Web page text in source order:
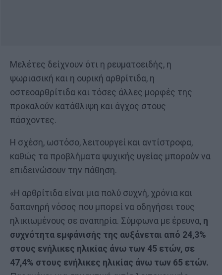
Μελέτες δείχνουν ότι η ρευματοειδής, η
ψωριασική και η ουρική αρθρίτιδα, η
οστεοαρθρίτιδα και τόσες άλλες μορφές της
προκαλούν κατάθλιψη και άγχος στους
πάσχοντες.
Η σχέση, ωστόσο, λειτουργεί και αντίστροφα,
καθώς τα προβλήματα ψυχικής υγείας μπορούν να
επιδεινώσουν την πάθηση.
«Η αρθρίτιδα είναι μια πολύ συχνή, χρόνια και
δαπανηρή νόσος που μπορεί να οδηγήσει τους
ηλικιωμένους σε αναπηρία. Σύμφωνα με έρευνα, η
συχνότητα εμφάνισής της αυξάνεται από 24,3%
στους ενήλικες ηλικίας άνω των 45 ετών, σε
47,4% στους ενήλικες ηλικίας άνω των 65 ετών.